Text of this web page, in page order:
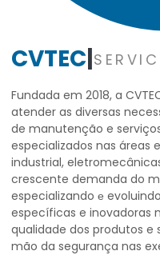
CVTEC|
Fundada em 2018, a
atender as diversas
de manutenção e
especializados nas áreas
industrial,
crescente demanda do
especializando е
específicas e inovadoras
qualidade dos produtos e
mão da segurança nas